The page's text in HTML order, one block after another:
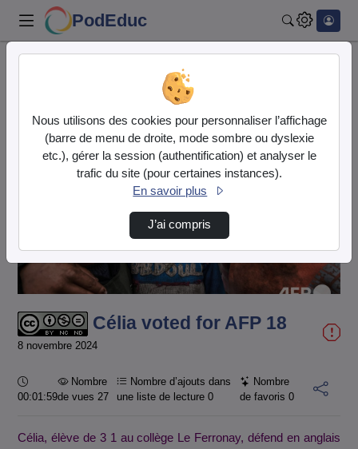
PodEduc
Célia voted for AFP 18
Lire
la
vidéo
Célia voted for AFP 18
8 novembre 2024
Durée :
00:01:59
Nombre
de vues 27
Nombre d’ajouts dans
une liste de lecture0
Nombre
de favoris 0
Célia, élève de 3 1 au collège Le Ferronay, défend en anglais
Nous utilisons des cookies pour personnaliser l’affichage
(barre de menu de droite, mode sombre ou dyslexie
etc.), gérer la session (authentification) et analyser le
trafic du site (pour certaines instances).
En savoir plus
J’ai compris